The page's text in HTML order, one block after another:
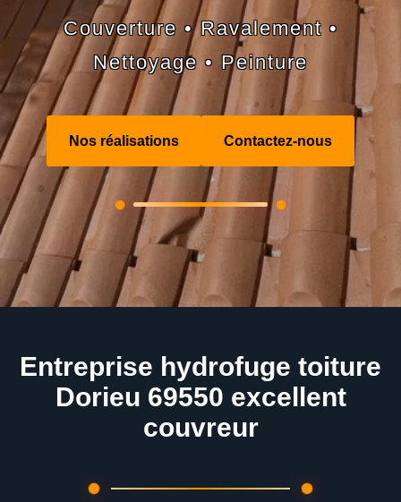
Couverture • Ravalement •
Nettoyage • Peinture
Nos réalisations Contactez-nous
Entreprise hydrofuge toiture
Dorieu 69550 excellent
couvreur